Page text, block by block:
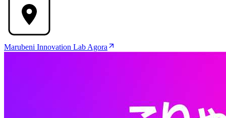
Marubeni Innovation Lab Agora